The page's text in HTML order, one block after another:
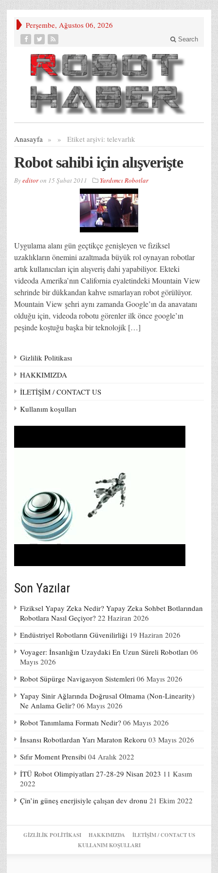
Perşembe, Ağustos 06, 2026
Search
Anasayfa » Etiket arşivi:
» televarlık
Robot sahibi için alışverişte
Byeditoron 15 Şubat 2011 Yardımcı Robotlar
Uygulama alanı gün geçtikçe genişleyen ve fiziksel
uzaklıkların önemini azaltmada büyük rol oynayan robotlar
artık kullanıcıları için alışveriş dahi yapabiliyor. Ekteki
videoda Amerika’nın California eyaletindeki Mountain View
sehrinde bir dükkandan kahve ısmarlayan robot görülüyor.
Mountain View şehri aynı zamanda Google’ın da anavatanı
olduğu için, videoda robotu görenler ilk önce google’ın
peşinde koştuğu başka bir teknolojik […]
Gizlilik Politikası
HAKKIMIZDA
İLETİŞİM / CONTACT US
Kullanım koşulları
Son Yazılar
Fiziksel Yapay Zeka Nedir? Yapay Zeka Sohbet Botlarından
Robotlara Nasıl Geçiyor? 22 Haziran 2026
Endüstriyel Robotların Güvenilirliği 19 Haziran 2026
Voyager: İnsanlığın Uzaydaki En Uzun Süreli Robotları 06
Mayıs 2026
Robot Süpürge Navigasyon Sistemleri 06 Mayıs 2026
Yapay Sinir Ağlarında Doğrusal Olmama (Non-Linearity)
Ne Anlama Gelir? 06 Mayıs 2026
Robot Tanımlama Formatı Nedir? 06 Mayıs 2026
İnsansı Robotlardan Yarı Maraton Rekoru 03 Mayıs 2026
Sıfır Moment Prensibi 04 Aralık 2022
İTÜ Robot Olimpiyatları 27-28-29 Nisan 2023 11 Kasım
2022
Çin’in güneş enerjisiyle çalışan dev dronu 21 Ekim 2022
GIZLILIK POLITIKASI HAKKIMIZDA
İLETİŞİM / CONTACT US
KULLANIM KOŞULLARI